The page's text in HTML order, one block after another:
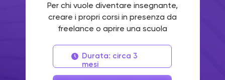
Durata: circa 3
mesi
Per chi vuole diventare insegnante,
creare i propri corsi in presenza da
freelance o aprire una scuola